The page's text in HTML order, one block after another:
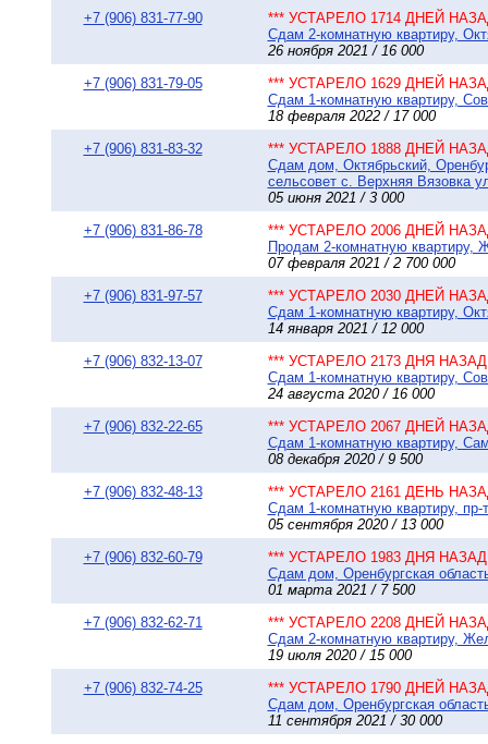
+7 (906) 831-77-90
*** УСТАРЕЛО 1714 ДНЕЙ
Сдам 2-комнатную квартиру,
26 ноября 2021 / 16 000
+7 (906) 831-79-05
*** УСТАРЕЛО 1629 ДНЕЙ
Сдам 1-комнатную квартиру,
18 февраля 2022 / 17 000
+7 (906) 831-83-32
*** УСТАРЕЛО 1888 ДНЕЙ
Сдам дом, Октябрьский,
сельсовет с. Верхняя Вязовка
05 июня 2021 / 3 000
+7 (906) 831-86-78
*** УСТАРЕЛО 2006 ДНЕЙ
Продам 2-комнатную квартиру,
07 февраля 2021 / 2 700 000
+7 (906) 831-97-57
*** УСТАРЕЛО 2030 ДНЕЙ
Сдам 1-комнатную квартиру,
14 января 2021 / 12 000
+7 (906) 832-13-07
*** УСТАРЕЛО 2173 ДНЯ НАЗАД
Сдам 1-комнатную квартиру,
24 августа 2020 / 16 000
+7 (906) 832-22-65
*** УСТАРЕЛО 2067 ДНЕЙ
Сдам 1-комнатную квартиру,
08 декабря 2020 / 9 500
+7 (906) 832-48-13
*** УСТАРЕЛО 2161 ДЕНЬ
Сдам 1-комнатную квартиру,
05 сентября 2020 / 13 000
+7 (906) 832-60-79
*** УСТАРЕЛО 1983 ДНЯ НАЗАД
Сдам дом, Оренбургская
01 марта 2021 / 7 500
+7 (906) 832-62-71
*** УСТАРЕЛО 2208 ДНЕЙ
Сдам 2-комнатную квартиру,
19 июля 2020 / 15 000
+7 (906) 832-74-25
*** УСТАРЕЛО 1790 ДНЕЙ
Сдам дом, Оренбургская
11 сентября 2021 / 30 000